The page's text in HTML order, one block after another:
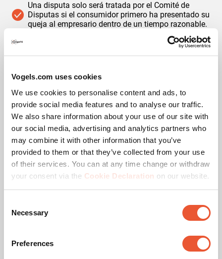
Vogels.com uses cookies
We use cookies to personalise content and ads, to
provide social media features and to analyse our traffic.
We also share information about your use of our site with
our social media, advertising and analytics partners who
may combine it with other information that you’ve
provided to them or that they’ve collected from your use
of their services. You can at any time change or withdraw
your consent via the Cookie Declaration on our website.
Selection
Necessary
Preferences
Una disputa solo será tratada por el Comité de
Disputas si el consumidor primero ha presentado su
queja al empresario dentro de un tiempo razonable.
A más tardar doce meses después de que haya
surgido la disputa, la disputa debe presentarse por
Si el consumidor desea presentar una disputa al
esta elección.
Si el emprendedor desea hacerlo, el consumidor
tendrá que hacer una declaración por escrito dentro
de las cinco semanas posteriores a una solicitud
por escrito del emprendedor, si desea hacerlo o si
desea que el tribunal competente se ocupe de la
disputa. Si el empresario no escucha la elección del
consumidor dentro del período de cinco semanas,
entonces el empresario tiene derecho a presentar la
disputa ante el tribunal competente.
El Comité de Controversias no se encargará de una
disputa ni suspenderá los procedimientos si se
declarado en quiebra o ha finalizado realmente sus
actividades comerciales, antes de que el Comité
haya abordado una disputa en la audiencia y una